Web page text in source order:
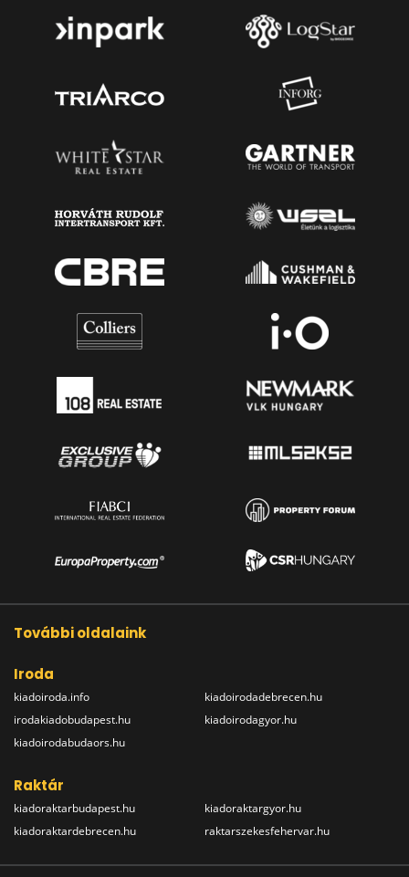
További oldalaink
Iroda
kiadoiroda.info
irodakiadobudapest.hu
kiadoirodabudaors.hu
kiadoirodadebrecen.hu
kiadoirodagyor.hu
Raktár
kiadoraktarbudapest.hu
kiadoraktardebrecen.hu
kiadoraktargyor.hu
raktarszekesfehervar.hu